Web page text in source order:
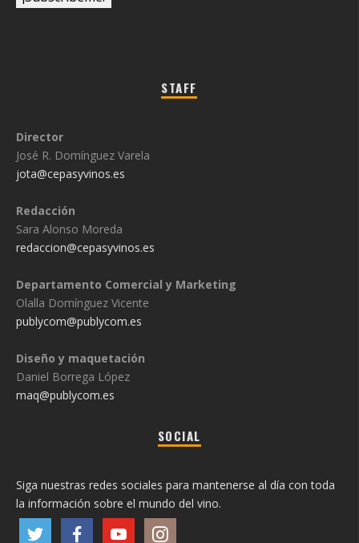
STAFF
Director
José R. Domínguez Varela
jota@cepasyvinos.es
Redacción
Sara Alonso Moreda
redaccion@cepasyvinos.es
Departamento Comercial y Marketing
Olalla Domínguez Vicente
publycom@publycom.es
Diseño y maquetación
Daniel Borrega López
maq@publycom.es
SOCIAL
Siga nuestras redes sociales para mantenerse al día con toda
la información sobre el mundo del vino.